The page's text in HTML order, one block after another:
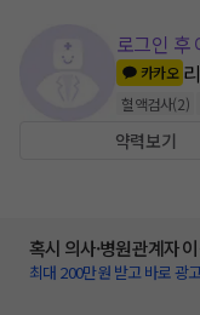
로그인 후
카카오
혈액검사(2)
약력보기
혹시 의사·병원관계자
최대 200만원 받고 바로 광